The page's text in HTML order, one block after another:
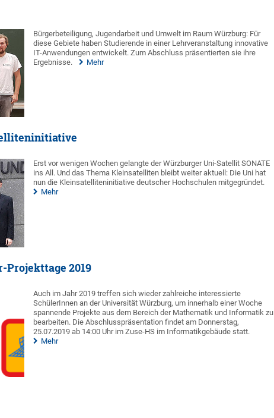
Bürgerbeteiligung, Jugendarbeit und Umwelt im Raum Würzburg: Für
diese Gebiete haben Studierende in einer Lehrveranstaltung innovative
IT-Anwendungen entwickelt. Zum Abschluss präsentierten sie ihre
Ergebnisse.
Mehr
Erst vor wenigen Wochen gelangte der Würzburger Uni-Satellit SONATE
ins All. Und das Thema Kleinsatelliten bleibt weiter aktuell: Die Uni hat
nun die Kleinsatelliteninitiative deutscher Hochschulen mitgegründet.
Mehr
Projekttage 2019
Auch im Jahr 2019 treffen sich wieder zahlreiche interessierte
SchülerInnen an der Universität Würzburg, um innerhalb einer Woche
spannende Projekte aus dem Bereich der Mathematik und Informatik zu
bearbeiten. Die Abschlusspräsentation findet am Donnerstag,
25.07.2019 ab 14:00 Uhr im Zuse-HS im Informatikgebäude statt.
Mehr